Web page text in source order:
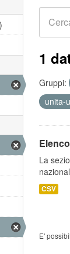
1
Gruppi:
unita-
La
CSV
E'